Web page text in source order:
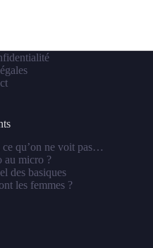
qu’on ne voit pas…
au micro ?
des basiques
les femmes ?